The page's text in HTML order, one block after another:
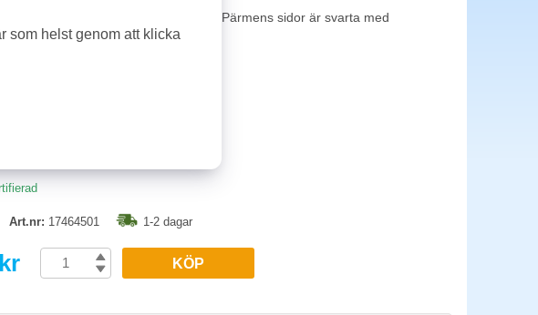
med tygklädd trärygg och etikettficka. Pärmens sidor är svarta med
och raka hörn.
Art.nr: 17464501 1-2 dagar
KÖP
som helst genom att klicka